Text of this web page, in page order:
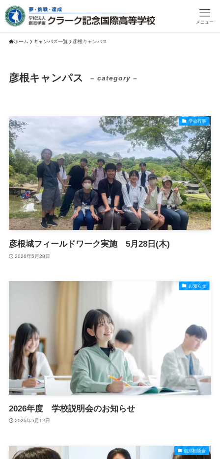
メニュー
ホーム キャンパス一覧 彦根キャンパス
彦根キャンパス – category –
学校行事
彦根城フィールドワーク実施 5月28日(木)
2026年5月28日
お知らせ
2026年度 学校説明会のお知らせ
2026年5月12日
個別相談会